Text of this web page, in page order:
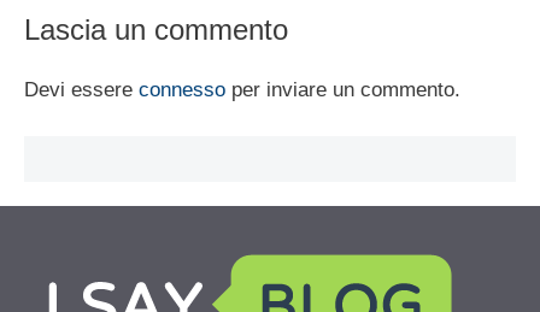
Lascia un commento
Devi essere connesso per inviare un commento.